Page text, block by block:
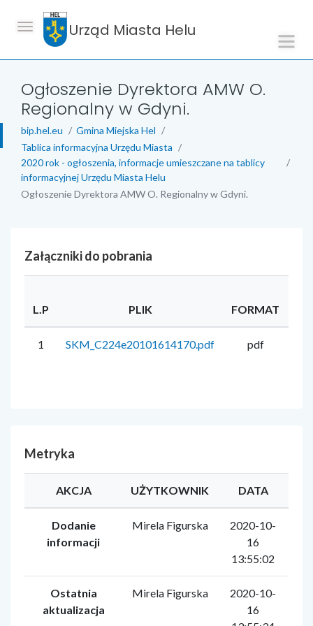
Urząd Miasta Helu
Ogłoszenie Dyrektora AMW O.
Regionalny w Gdyni.
bip.hel.eu
Gmina Miejska Hel
Tablica informacyjna Urzędu Miasta
2020 rok - ogłoszenia, informacje umieszczane na tablicy
informacyjnej Urzędu Miasta Helu
Ogłoszenie Dyrektora AMW O. Regionalny w Gdyni.
Załączniki do pobrania
L.P PLIK FORMAT
1 SKM_C224e20101614170.pdf pdf
Metryka
AKCJA UŻYTKOWNIK DATA
Dodanie
informacji
Mirela Figurska
2020-10-
16
13:55:02
Ostatnia
aktualizacja
Mirela Figurska
2020-10-
16